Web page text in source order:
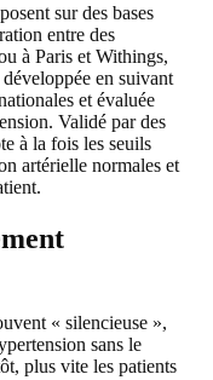
sur des bases
entre des
à Paris et Withings,
en suivant
et évaluée
Validé par des
à la fois les seuils
artérielle normales et
« silencieuse »,
sans le
plus vite les patients